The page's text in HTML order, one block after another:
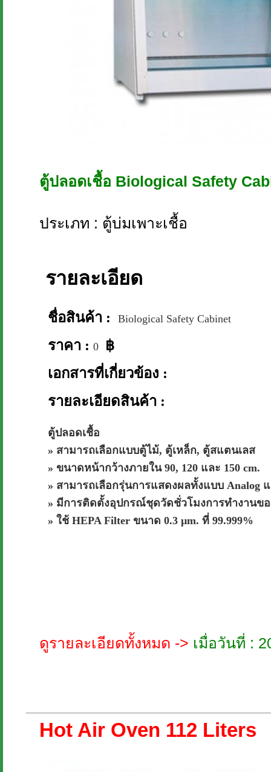
ตู้ปลอดเชื้อ Biological Safety
ประเภท : ตู้บ่มเพาะเชื้อ
รายละเอียด
ชื่อสินค้า : Biological Safety Cabinet
ราคา : 0
฿
เอกสารที่เกี่ยวข้อง :
รายละเอียดสินค้า :
ตู้ปลอดเชื้อ
» สามารถเลือกแบบตู้ไม้, ตู้เหล็ก, ตู้สแตนเลส
» ขนาดหน้ากว้างภายใน 90, 120 และ 150 cm.
» สามารถเลือกรุ่นการแสดงผลทั้งแบบ Analog
» มีการติดตั้งอุปกรณ์ชุดวัดชั่วโมงการทำงานข
» ใช้ HEPA Filter ขนาด 0.3 µm. ที่ 99.999%
ดูรายละเอียดทั้งหมด -> เมื่อวันที่ :
Hot Air Oven 112 Liters